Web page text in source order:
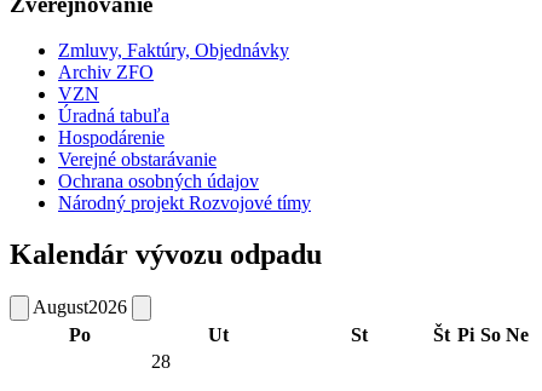
Zmluvy, Faktúry, Objednávky
Archiv ZFO
VZN
Úradná tabuľa
Hospodárenie
Verejné obstarávanie
Ochrana osobných údajov
Národný projekt Rozvojové tímy
Kalendár vývozu odpadu
August2026
Po
Ut St Št Pi So Ne
28